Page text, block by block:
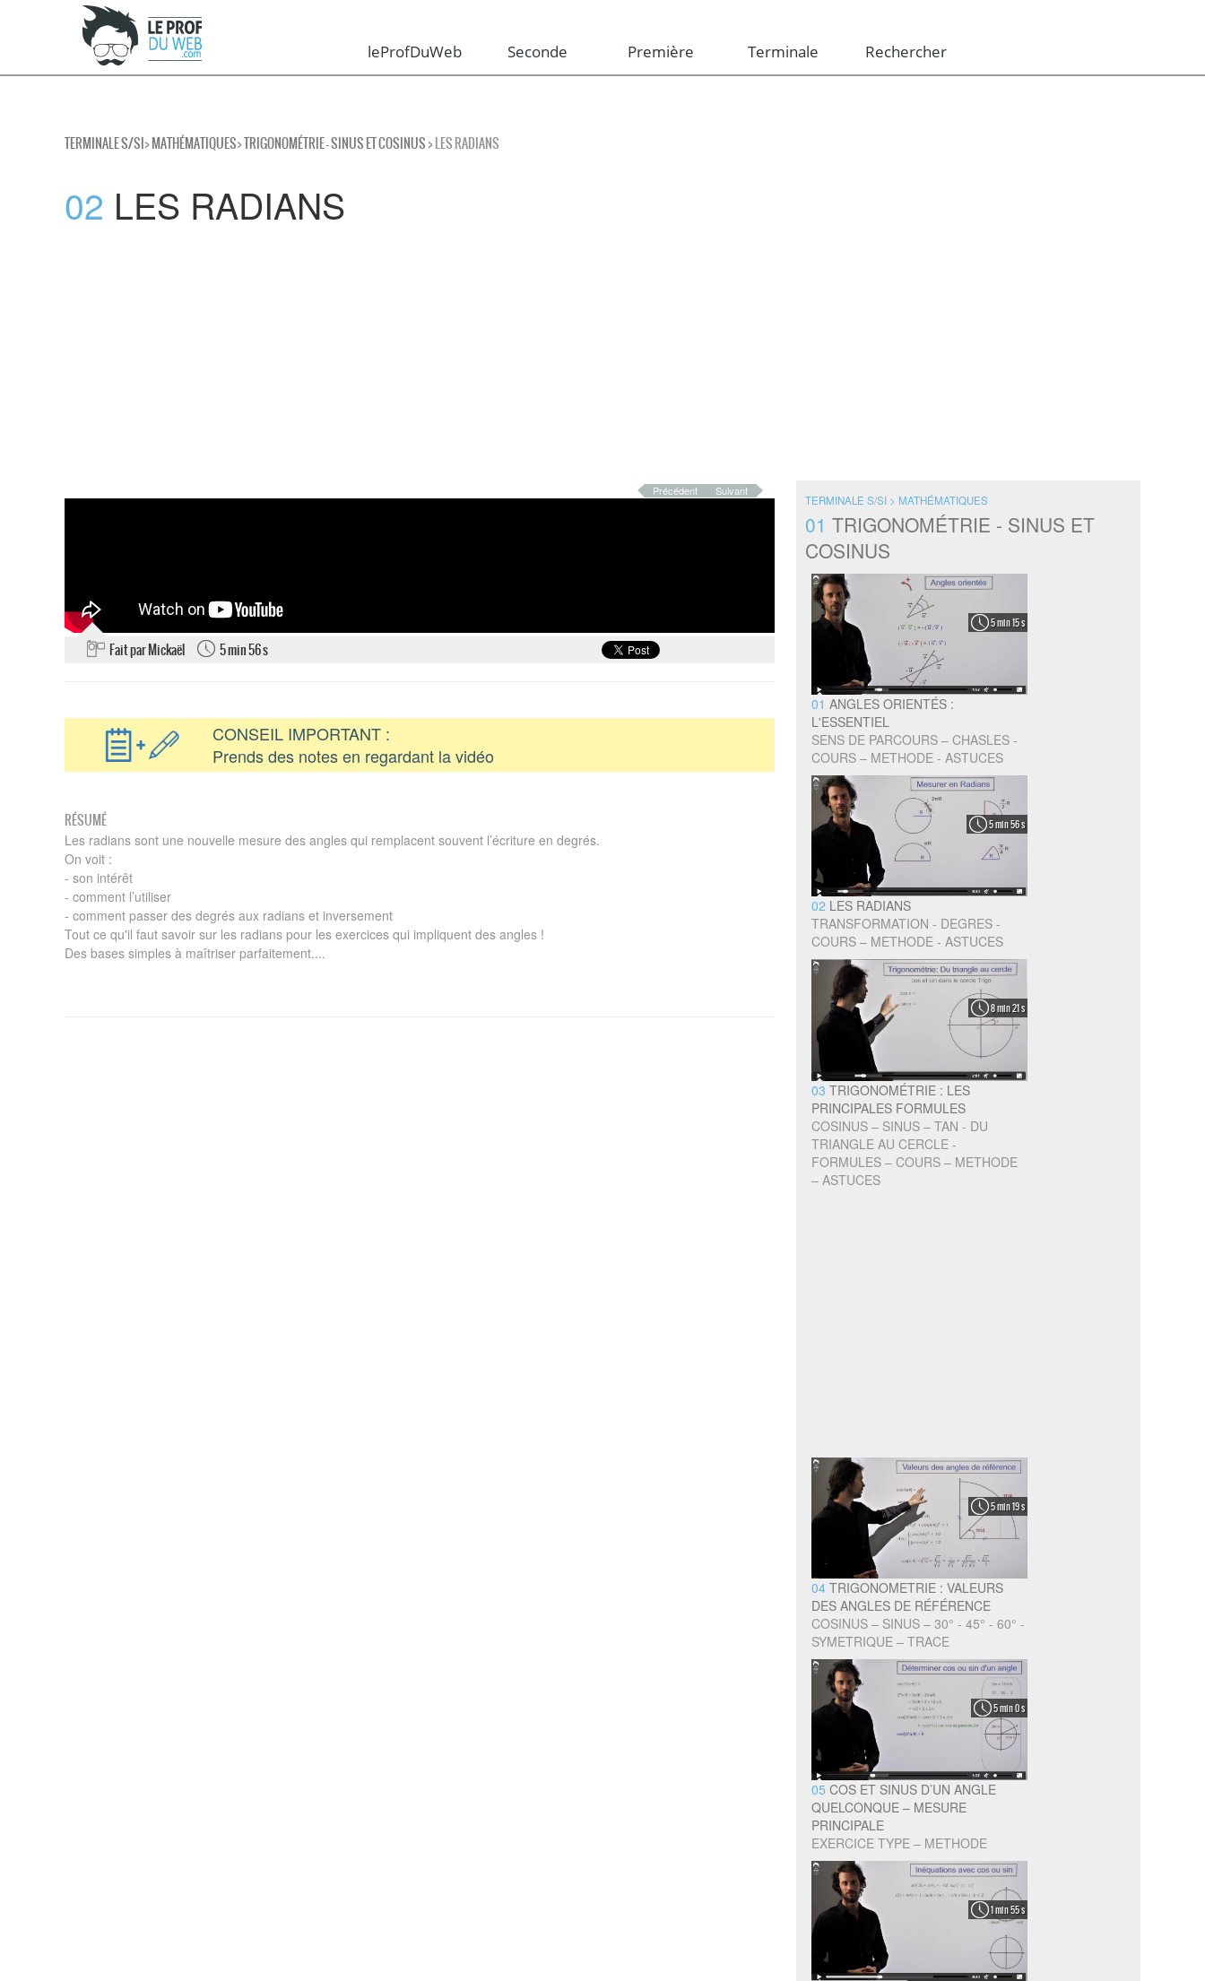
leProfDuWeb Seconde Première Terminale Rechercher
TERMINALE S/SI>MATHÉMATIQUES>TRIGONOMÉTRIE - SINUS ET COSINUS> LES RADIANS
02 LES RADIANS
Précédent Suivant
Fait par Mickaël 5 min 56 s
CONSEIL IMPORTANT :
Prends des notes en regardant la vidéo
RÉSUMÉ
Les radians sont une nouvelle mesure des angles qui remplacent souvent l’écriture en degrés.
On voit :
- son intérêt
- comment l’utiliser
- comment passer des degrés aux radians et inversement
Tout ce qu'il faut savoir sur les radians pour les exercices qui impliquent des angles !
Des bases simples à maîtriser parfaitement....
TERMINALE S/SI > MATHÉMATIQUES
01 TRIGONOMÉTRIE - SINUS ET
COSINUS
5 min 15 s
01ANGLES ORIENTÉS :
L'ESSENTIEL
SENS DE PARCOURS – CHASLES -
COURS – METHODE - ASTUCES
5 min 56 s
02 LES RADIANS
TRANSFORMATION - DEGRES -
COURS – METHODE - ASTUCES
8 min 21 s
03TRIGONOMÉTRIE : LES
PRINCIPALES FORMULES
COSINUS – SINUS – TAN - DU
TRIANGLE AU CERCLE -
FORMULES – COURS – METHODE
– ASTUCES
5 min 19 s
04TRIGONOMETRIE : VALEURS
DES ANGLES DE RÉFÉRENCE
COSINUS – SINUS – 30° - 45° - 60° -
SYMETRIQUE – TRACE
5 min 0 s
05COS ET SINUS D’UN ANGLE
QUELCONQUE – MESURE
PRINCIPALE
EXERCICE TYPE – METHODE
1 min 55 s